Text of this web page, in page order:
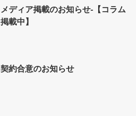
メディア掲載のお知らせ-【コラム
掲載中】
契約合意のお知らせ